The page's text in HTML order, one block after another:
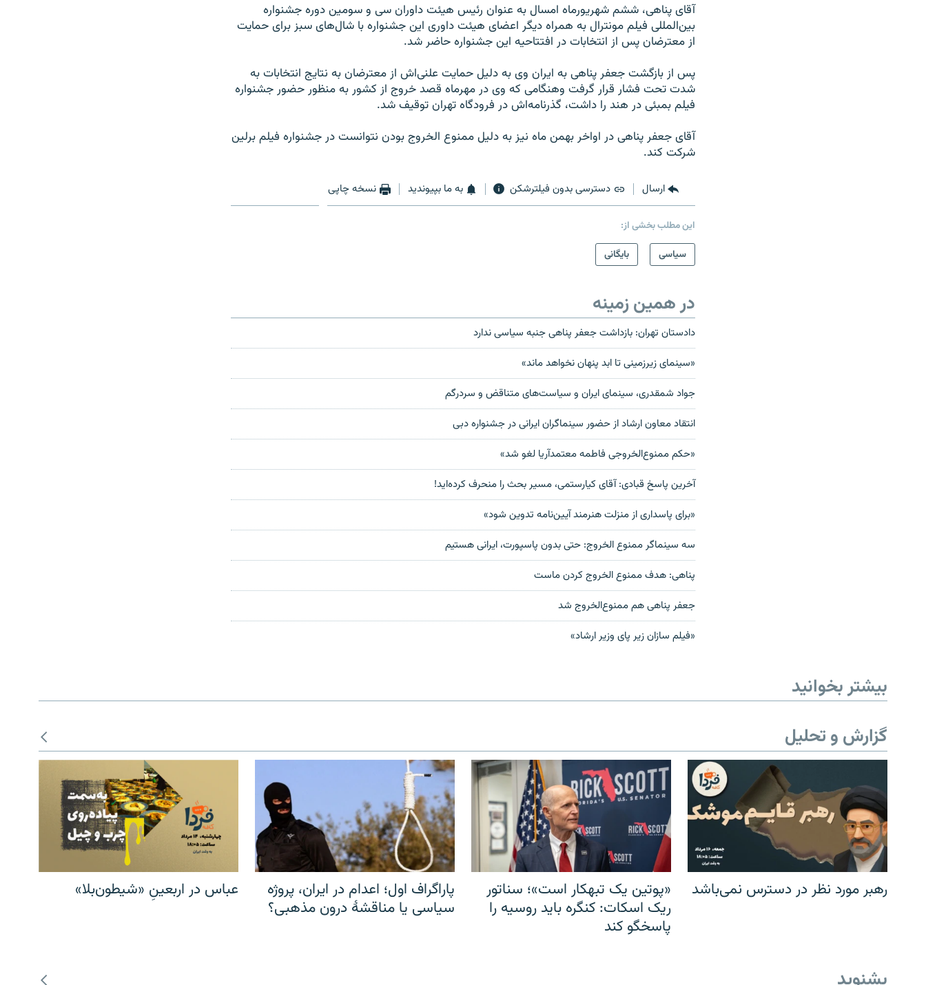
آقای پناهی، ششم شهریورماه امسال به عنوان رئیس هیئت داوران سی و سومین دوره جشنواره
بین‌المللی فیلم مونترال به همراه دیگر اعضای هیئت داوری این جشنواره با شال‌های سبز برای حمایت
از معترضان پس از انتخابات در افتتاحیه این جشنواره حاضر شد.
پس از بازگشت جعفر پناهی به ایران وی به دلیل حمایت علنی‌اش از معترضان به نتایج انتخابات به
شدت تحت فشار قرار گرفت وهنگامی که وی در مهرماه قصد خروج از کشور به منظور حضور جشنواره
فیلم بمبئی در هند را داشت، گذرنامه‌اش در فرودگاه تهران توقیف شد.
آقای جعفر پناهی در اواخر بهمن ماه نیز به دلیل ممنوع‌ الخروج بودن نتوانست در جشنواره فیلم برلین
شرکت کند.
ارسال دسترسی بدون فیلترشکن به ما بپیوندید نسخه چاپی
این مطلب بخشی از:
سیاسی
بایگانی
در همین زمینه
دادستان تهران: بازداشت جعفر پناهی جنبه سیاسی ندارد
«سینمای زیرزمینی تا ابد پنهان نخواهد ماند»
جواد شمقدری، سینمای ایران و سیاست‌های متناقض و سردرگم
انتقاد معاون ارشاد از حضور سینماگران ایرانی در جشنواره دبی
«حکم ممنوع‌الخروجی فاطمه معتمدآریا لغو شد»
آخرین پاسخ قبادی: آقای کیارستمی، مسیر بحث را منحرف کرده‌‌اید!
«برای پاسداری از منزلت هنرمند آیین‌نامه تدوین شود»
سه سینماگر ممنوع الخروج: حتی بدون پاسپورت، ايرانی هستيم
پناهی: هدف ممنوع الخروج کردن ماست
جعفر پناهی هم ممنوع‌الخروج شد
«فیلم سازان زیر پای وزیر ارشاد»
بیشتر بخوانید
گزارش و تحلیل
رهبر مورد نظر در دسترس نمی‌باشد
«پوتین یک تبهکار است»؛ سناتور
ریک اسکات: کنگره باید روسیه را
پاسخگو کند
پاراگراف اول؛ اعدام در ایران، پروژه
سیاسی یا مناقشهٔ درون مذهبی؟
عباس در اربعینِ «شیطون‌بلا»